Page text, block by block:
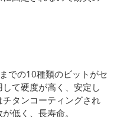
での10種類のビットがセ
て硬度が高く、安定し
タンコーティングされ
低く、長寿命。